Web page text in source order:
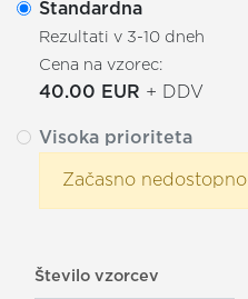
Standardna
Rezultati v 3-10 dneh
Cena na vzorec:
40.00 EUR + DDV
Visoka prioriteta
Začasno nedostopno
Število vzorcev